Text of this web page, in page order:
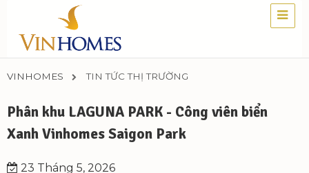
VINHOMES TIN TỨC THỊ TRƯỜNG
Phân khu LAGUNA PARK - Công viên biển
Xanh Vinhomes Saigon Park
23 Tháng 5, 2026